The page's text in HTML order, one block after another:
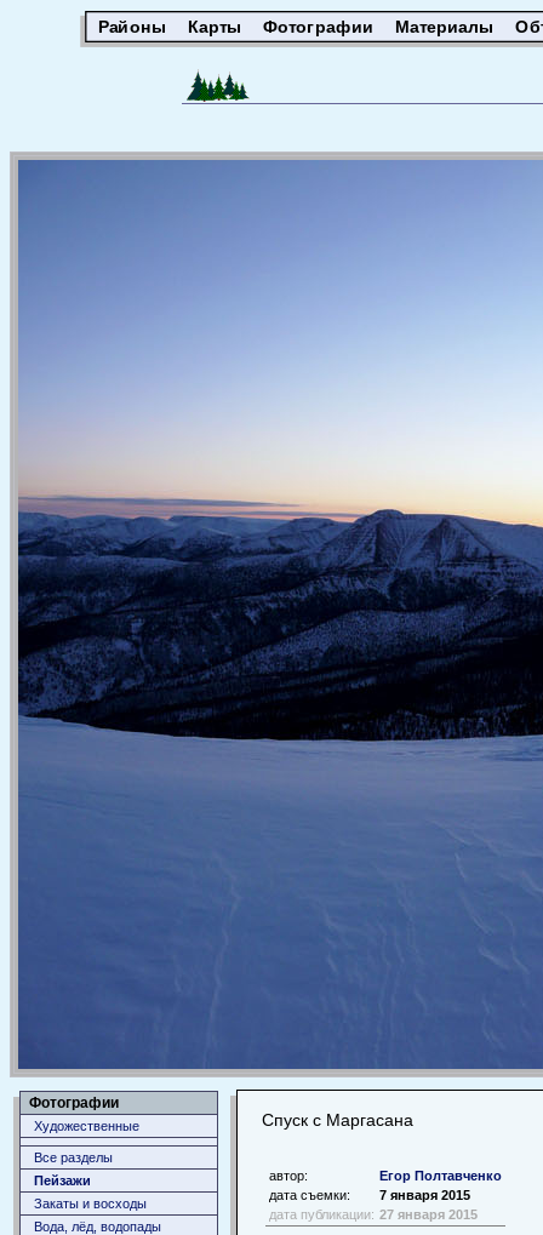
Районы Карты Фотографии Материалы
Фотографии
Художественные
Все разделы
Пейзажи
Закаты и восходы
Вода, лёд, водопады
Спуск с Маргасана
автор:
Егор Полтавченко
дата съемки:
7 января 2015
дата публикации: 27 января 2015